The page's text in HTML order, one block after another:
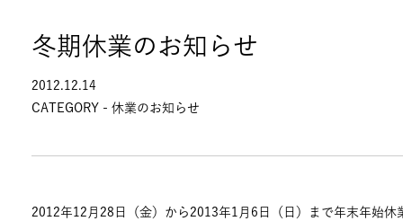
冬期休業のお知らせ
2012.12.14
CATEGORY - 休業のお知らせ
2012年12月28日（金）から2013年1月6日（日）まで年末年始休